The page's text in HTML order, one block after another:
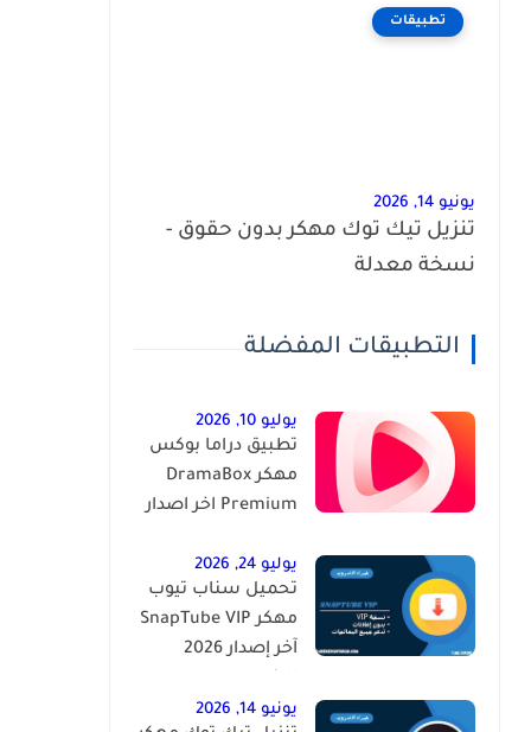
تطبيقات
يونيو 14, 2026
تنزيل تيك توك مهكر بدون حقوق -
نسخة معدلة
التطبيقات المفضلة
يوليو 10, 2026
تطبيق دراما بوكس
مهكر DramaBox
Premium اخر اصدار
يوليو 24, 2026
تحميل سناب تيوب
مهكر SnapTube VIP
آخر إصدار 2026
يونيو 14, 2026